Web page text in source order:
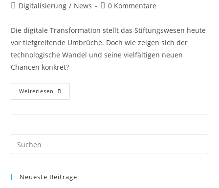
Digitalisierung / News 0 Kommentare
Die digitale Transformation stellt das Stiftungswesen heute
vor tiefgreifende Umbrüche. Doch wie zeigen sich der
technologische Wandel und seine vielfältigen neuen
Chancen konkret?
Weiterlesen
Neueste Beiträge